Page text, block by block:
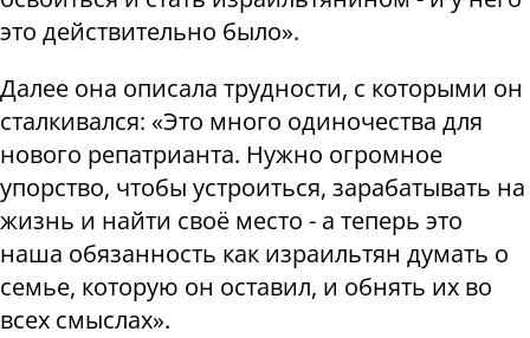
это действительно было».
Далее она описала трудности, с которыми он
сталкивался: «Это много одиночества для
нового репатрианта. Нужно огромное
упорство, чтобы устроиться, зарабатывать на
жизнь и найти своё место - а теперь это
наша обязанность как израильтян думать о
семье, которую он оставил, и обнять их во
всех смыслах».